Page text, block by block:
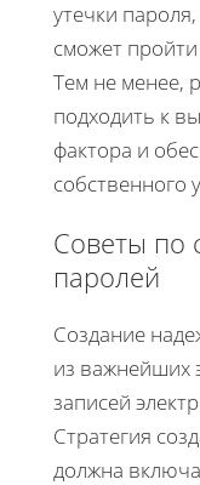
утечки
сможет
Тем не менее,
подходить к
фактора и
собственного
Советы по
паролей
Создание
из важнейших
записей
Стратегия
должна